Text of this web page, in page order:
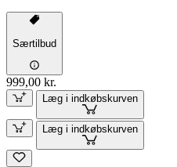
Særtilbud
999,00 kr.
Læg i indkøbskurven
Læg i indkøbskurven